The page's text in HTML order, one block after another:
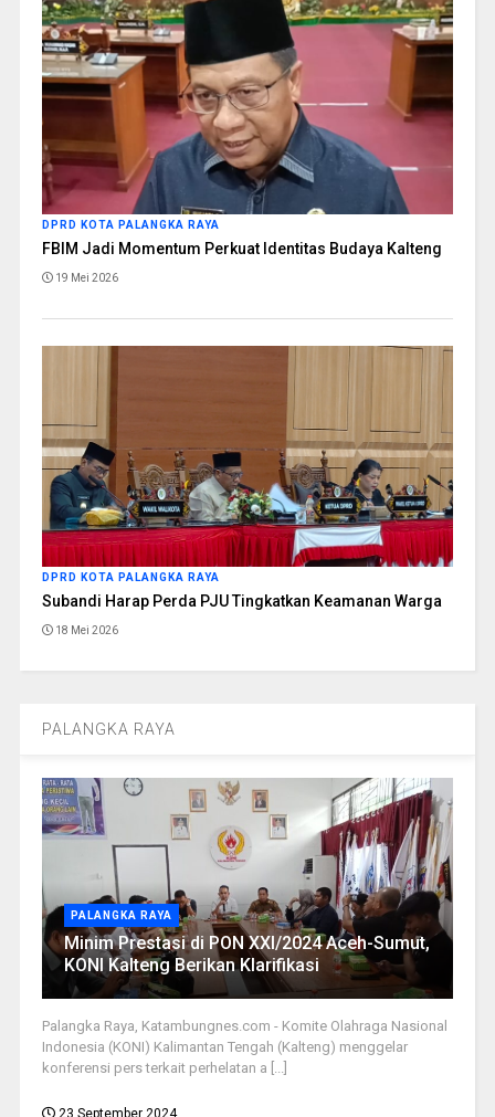
DPRD KOTA PALANGKA RAYA
FBIM Jadi Momentum Perkuat Identitas Budaya Kalteng
19 Mei 2026
DPRD KOTA PALANGKA RAYA
Subandi Harap Perda PJU Tingkatkan Keamanan Warga
18 Mei 2026
PALANGKA RAYA
PALANGKA RAYA
Minim Prestasi di PON XXI/2024 Aceh-Sumut,
KONI Kalteng Berikan Klarifikasi
Palangka Raya, Katambungnes.com - Komite Olahraga Nasional
Indonesia (KONI) Kalimantan Tengah (Kalteng) menggelar
konferensi pers terkait perhelatan a [...]
23 September 2024